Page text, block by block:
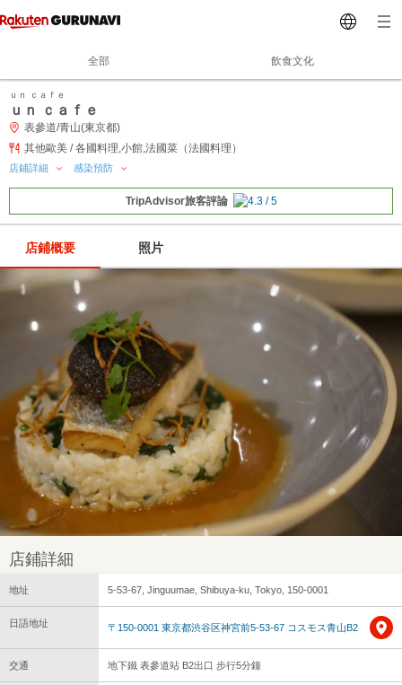
全部 飲食文化
ｕｎ ｃａｆｅ
ｕｎ ｃａｆｅ
表參道/青山(東京都)
其他歐美 / 各國料理,小館,法國菜（法國料理）
店鋪詳細 感染預防
TripAdvisor旅客評論
店鋪概要 照片
店鋪詳細
地址 5-53-67, Jinguumae, Shibuya-ku, Tokyo, 150-0001
日語地址 〒150-0001 東京都渋谷区神宮前5-53-67 コスモス青山B2
交通 地下鐵 表參道站 B2出口 步行5分鐘